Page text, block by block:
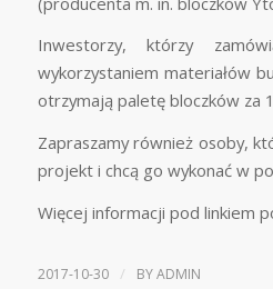
Inwestorzy, którzy
wykorzystaniem materiałów
otrzymają paletę bloczków za 1
Zapraszamy również osoby,
projekt i chcą go wykonać w
Więcej informacji pod linkiem
2017-10-30 / BYADMIN